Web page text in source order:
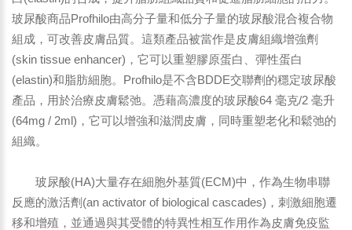
玻尿酸商品Profhilo由高分子量和低分子量的玻尿酸混合複合物
組成，可改善皮膚品質。這類產品被當作是皮膚組織增強劑
(skin tissue enhancer)，它可以重塑膠原蛋白、彈性蛋白
(elastin)和脂肪細胞。Profhilo是不含BDDE交聯劑的穩定玻尿酸
產品，用於治療皮膚鬆弛。憑藉高濃度的玻尿酸64 毫克/2 毫升
(64mg / 2ml)，它可以增強和滋潤皮膚，同時重塑老化和鬆弛的
組織。
玻尿酸(HA)大量存在細胞外基質(ECM)中，作為生物串聯
反應的激活劑(an activator of biological cascades)，刺激細胞遷
移和增殖，並通過與其受體的特異性相互作用作為皮膚免疫監